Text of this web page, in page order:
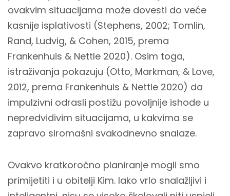
ovakvim situacijama može dovesti do veće
kasnije isplativosti (Stephens, 2002; Tomlin,
Rand, Ludvig, & Cohen, 2015, prema
Frankenhuis & Nettle 2020). Osim toga,
istraživanja pokazuju (Otto, Markman, & Love,
2012, prema Frankenhuis & Nettle 2020) da
impulzivni odrasli postižu povoljnije ishode u
nepredvidivim situacijama, u kakvima se
zapravo siromašni svakodnevno snalaze.
Ovakvo kratkoročno planiranje mogli smo
primijetiti i u obitelji Kim. Iako vrlo snalažljivi i